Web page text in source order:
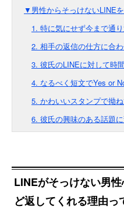
▼男性からそっけないLINE
1. 特に気にせず今まで通
2. 相手の返信の仕方に合
3. 彼氏のLINEに対して時
4. なるべく短文でYes or
5. かわいいスタンプで拗
6. 彼氏の興味のある話題
LINEがそっけない男
ど返してくれる理由っ